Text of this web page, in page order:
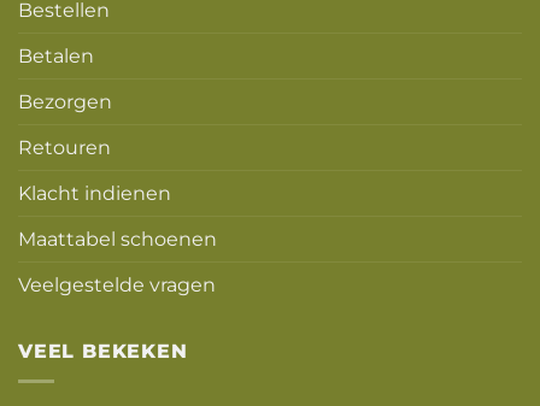
Bestellen
Betalen
Bezorgen
Retouren
Klacht indienen
Maattabel schoenen
Veelgestelde vragen
VEEL BEKEKEN